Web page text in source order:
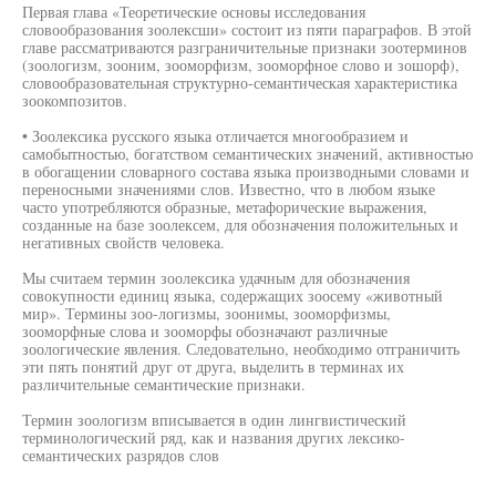
Первая глава «Теоретические основы исследования
словообразования зоолексши» состоит из пяти параграфов. В этой
главе рассматриваются разграничительные признаки зоотерминов
(зоологизм, зооним, зооморфизм, зооморфное слово и зошорф),
словообразовательная структурно-семантическая характеристика
зоокомпозитов.
• Зоолексика русского языка отличается многообразием и
самобытностью, богатством семантических значений, активностью
в обогащении словарного состава языка производными словами и
переносными значениями слов. Известно, что в любом языке
часто употребляются образные, метафорические выражения,
созданные на базе зоолексем, для обозначения положительных и
негативных свойств человека.
Мы считаем термин зоолексика удачным для обозначения
совокупности единиц языка, содержащих зоосему «животный
мир». Термины зоо-логизмы, зоонимы, зооморфизмы,
зооморфные слова и зооморфы обозначают различные
зоологические явления. Следовательно, необходимо отграничить
эти пять понятий друг от друга, выделить в терминах их
различительные семантические признаки.
Термин зоологизм вписывается в один лингвистический
терминологический ряд, как и названия других лексико-
семантических разрядов слов